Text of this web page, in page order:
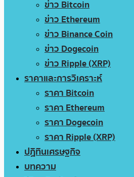
ข่าว Bitcoin
ข่าว Ethereum
ข่าว Binance Coin
ข่าว Dogecoin
ข่าว Ripple (XRP)
ราคาและการวิเคราะห์
ราคา Bitcoin
ราคา Ethereum
ราคา Dogecoin
ราคา Ripple (XRP)
ปฏิทินเศรษฐกิจ
บทความ